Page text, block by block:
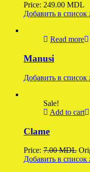
Price: 249.00 MDL
Добавить в список
Read more
Manusi
Добавить в список
Sale!
Add to cart
Clame
Price: 7.00MDL
Добавить в список